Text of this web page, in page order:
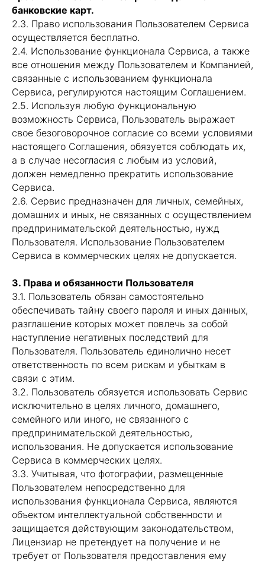
банковские карт.
2.3. Право использования Пользователем Сервиса
осуществляется бесплатно.
2.4. Использование функционала Сервиса, а также
все отношения между Пользователем и Компанией,
связанные с использованием функционала
Сервиса, регулируются настоящим Соглашением.
2.5. Используя любую функциональную
возможность Сервиса, Пользователь выражает
свое безоговорочное согласие со всеми условиями
настоящего Соглашения, обязуется соблюдать их,
а в случае несогласия с любым из условий,
должен немедленно прекратить использование
Сервиса.
2.6. Сервис предназначен для личных, семейных,
домашних и иных, не связанных с осуществлением
предпринимательской деятельностью, нужд
Пользователя. Использование Пользователем
Сервиса в коммерческих целях не допускается.
3. Права и обязанности Пользователя
3.1. Пользователь обязан самостоятельно
обеспечивать тайну своего пароля и иных данных,
разглашение которых может повлечь за собой
наступление негативных последствий для
Пользователя. Пользователь единолично несет
ответственность по всем рискам и убыткам в
связи с этим.
3.2. Пользователь обязуется использовать Сервис
исключительно в целях личного, домашнего,
семейного или иного, не связанного с
предпринимательской деятельностью,
использования. Не допускается использование
Сервиса в коммерческих целях.
3.3. Учитывая, что фотографии, размещенные
Пользователем непосредственно для
использования функционала Сервиса, являются
объектом интеллектуальной собственности и
защищается действующим законодательством,
Лицензиар не претендует на получение и не
требует от Пользователя предоставления ему